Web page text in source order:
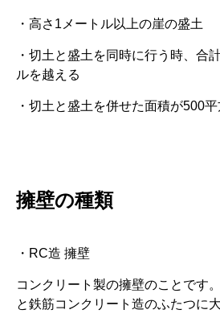
・高さ1メートル以上の崖の盛土
・切土と盛土を同時に行う時、合
ルを越える
・切土と盛土を併せた面積が500
擁壁の種類
・RC造 擁壁
コンクリート製の擁壁のことです
と鉄筋コンクリート造のふたつに